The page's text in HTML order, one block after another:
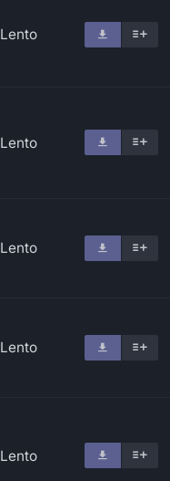
Lento
Lento
Lento
Lento
Lento